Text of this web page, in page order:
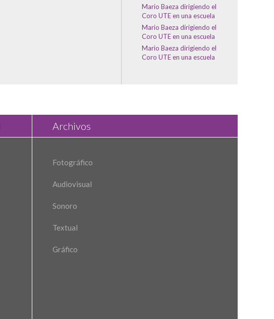
Mario Baeza dirigiendo el
Coro UTE en una escuela
Mario Baeza dirigiendo el
Coro UTE en una escuela
Mario Baeza dirigiendo el
Coro UTE en una escuela
Archivos
Fotográfico
Audiovisual
Sonoro
Textual
Gráfico